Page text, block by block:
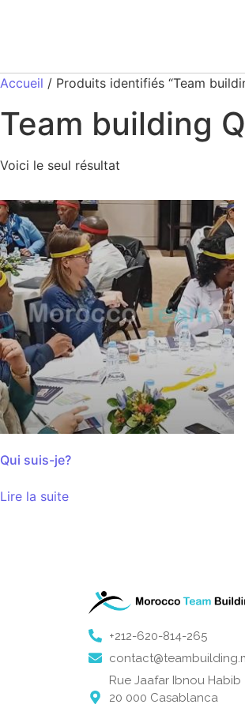
Accueil / Produits identifiés “Team
Team building
Voici le seul résultat
Qui suis-je?
Lire la suite
+212-620-814-265
Rue Jaafar Ibnou Habib
20 000 Casablanca